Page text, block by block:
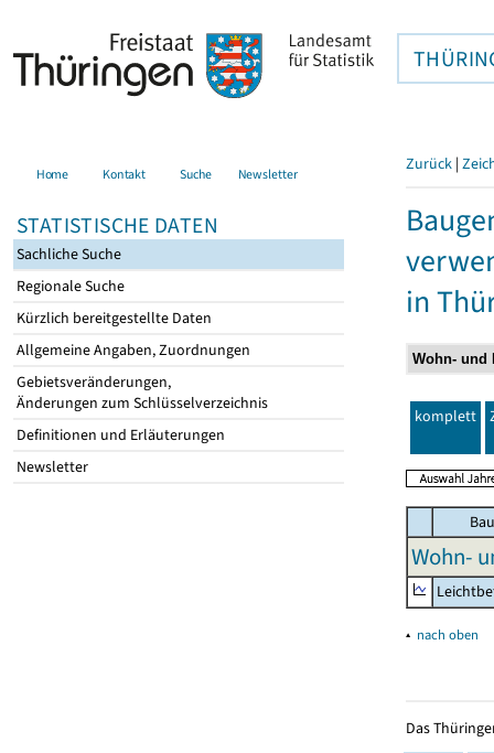
Home Kontakt Suche Newsletter
STATISTISCHE DATEN
Sachliche Suche
Regionale Suche
Kürzlich bereitgestellte Daten
Allgemeine Angaben, Zuordnungen
Gebietsveränderungen,
Änderungen zum Schlüsselverzeichnis
Definitionen und Erläuterungen
Newsletter
Zurück |
in
komplett
Wohn-
▴ nach oben
Das